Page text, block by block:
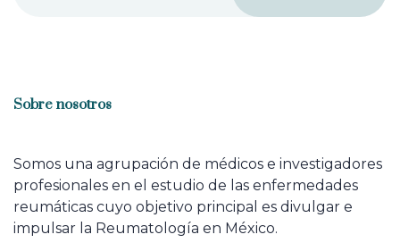
Sobre nosotros
Somos una agrupación de médicos e investigadores
profesionales en el estudio de las enfermedades
reumáticas cuyo objetivo principal es divulgar e
impulsar la Reumatología en México.